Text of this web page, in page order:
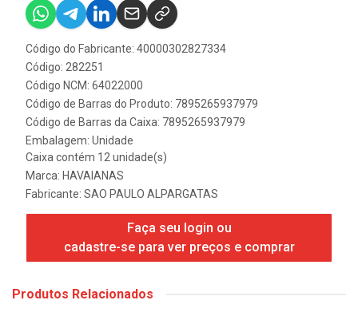
Código do Fabricante: 40000302827334
Código: 282251
Código NCM: 64022000
Código de Barras do Produto: 7895265937979
Código de Barras da Caixa: 7895265937979
Embalagem: Unidade
Caixa contém 12 unidade(s)
Marca: HAVAIANAS
Fabricante: SAO PAULO ALPARGATAS
Faça seu login ou
cadastre-se para ver preços e comprar
Produtos Relacionados